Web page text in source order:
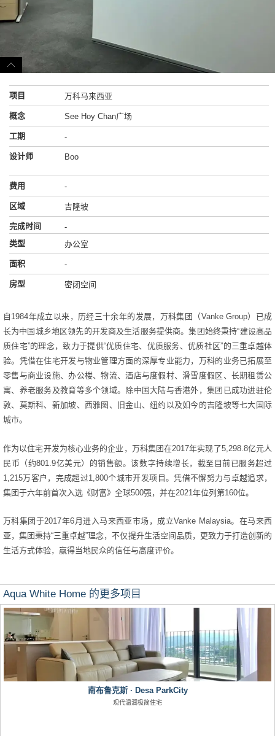
项目 万科马来西亚
概念 See Hoy Chan广场
工期 -
设计师 Boo
费用 -
区域 吉隆坡
完成时间
-
类型
办公室
面积 -
房型 密闭空间
自1984年成立以来，历经三十余年的发展，万科集团（Vanke Group）已成
长为中国城乡地区领先的开发商及生活服务提供商。集团始终秉持“建设高品
质住宅”的理念，致力于提供“优质住宅、优质服务、优质社区”的三重卓越体
验。凭借在住宅开发与物业管理方面的深厚专业能力，万科的业务已拓展至
零售与商业设施、办公楼、物流、酒店与度假村、滑雪度假区、长期租赁公
寓、养老服务及教育等多个领域。除中国大陆与香港外，集团已成功进驻伦
敦、莫斯科、新加坡、西雅图、旧金山、纽约以及如今的吉隆坡等七大国际
城市。
作为以住宅开发为核心业务的企业，万科集团在2017年实现了5,298.8亿元人
民币（约801.9亿美元）的销售额。该数字持续增长，截至目前已服务超过
1,215万客户，完成超过1,800个城市开发项目。凭借不懈努力与卓越追求，
集团于六年前首次入选《财富》全球500强，并在2021年位列第160位。
万科集团于2017年6月进入马来西亚市场，成立Vanke Malaysia。在马来西
亚，集团秉持“三重卓越”理念，不仅提升生活空间品质，更致力于打造创新的
生活方式体验，赢得当地民众的信任与高度评价。
Aqua White Home 的更多项目
南布鲁克斯 · Desa ParkCity
现代温润极简住宅